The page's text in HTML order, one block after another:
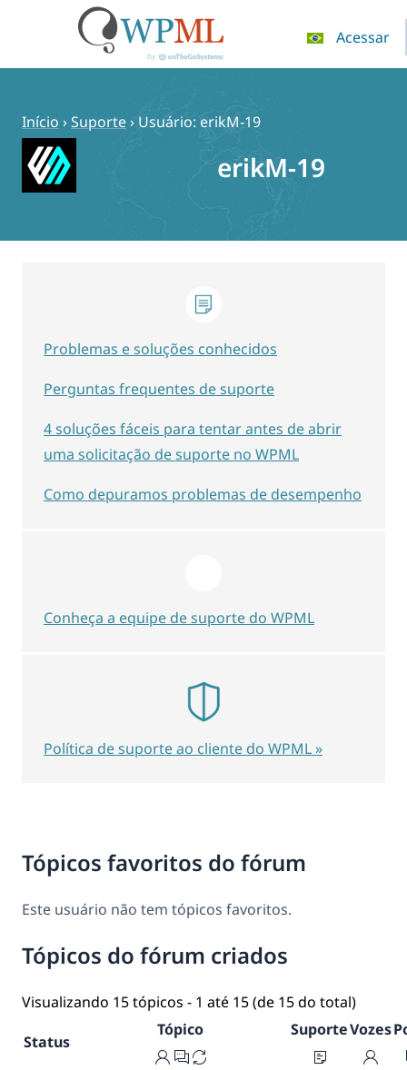
conteúdo
Acessar
Início ›Suporte› Usuário: erikM-19
erikM-19
Tópicos favoritos do fórum
Este usuário não tem tópicos favoritos.
Tópicos do fórum criados
Visualizando 15 tópicos - 1 até 15 (de 15 do total)
Status
Tópico SuporteVozes
Problemas e soluções conhecidos
Perguntas frequentes de suporte
4 soluções fáceis para tentar antes de abrir
uma solicitação de suporte no WPML
Como depuramos problemas de desempenho
Conheça a equipe de suporte do WPML
Política de suporte ao cliente do WPML »